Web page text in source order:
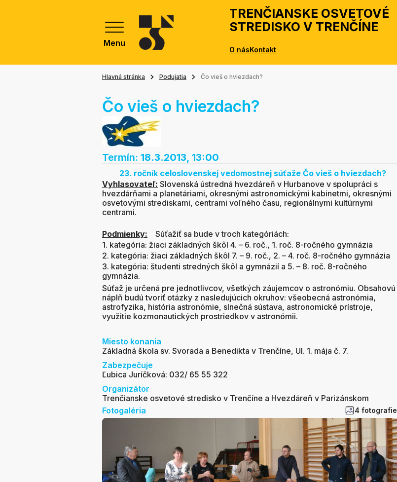
Menu
TRENČIANSKE OSVETOVÉ
STREDISKO V TRENČÍNE
O násKontakt
Hlavná stránka Podujatia Čo vieš o hviezdach?
Čo vieš o hviezdach?
Termín: 18.3.2013, 13:00
23. ročník celoslovenskej vedomostnej súťaže Čo vieš o hviezdach?
Vyhlasovateľ: Slovenská ústredná hvezdáreň v Hurbanove v spolupráci s
hvezdárňami a planetáriami, okresnými astronomickými kabinetmi, okresnými
osvetovými strediskami, centrami voľného času, regionálnymi kultúrnymi
centrami.
Podmienky: Súťažiť sa bude v troch kategóriách:
1. kategória: žiaci základných škôl 4. – 6. roč., 1. roč. 8-ročného gymnázia
2. kategória: žiaci základných škôl 7. – 9. roč., 2. – 4. roč. 8-ročného gymnázia
3. kategória: študenti stredných škôl a gymnázií a 5. – 8. roč. 8-ročného
gymnázia.
Súťaž je určená pre jednotlivcov, všetkých záujemcov o astronómiu. Obsahovú
náplň budú tvoriť otázky z nasledujúcich okruhov: všeobecná astronómia,
astrofyzika, história astronómie, slnečná sústava, astronomické prístroje,
využitie kozmonautických prostriedkov v astronómii.
Miesto konania
Základná škola sv. Svorada a Benedikta v Trenčíne, Ul. 1. mája č. 7.
Zabezpečuje
Ľubica Juríčková: 032/ 65 55 322
Organizátor
Trenčianske osvetové stredisko v Trenčíne a Hvezdáreň v Parizánskom
Fotogaléria
4 fotografie